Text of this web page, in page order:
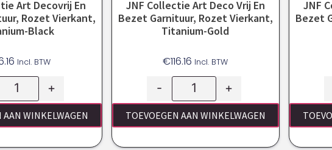
Art Decovrij En
Rozet Vierkant,
Black
Incl. BTW
+
AAN WINKELWAGEN
JNF Collectie Art Deco Vrij En
Bezet Garnituur, Rozet Vierkant,
Titanium-Gold
€116.16 Incl. BTW
- +
TOEVOEGEN AAN WINKELWAGEN
JNF
Bezet